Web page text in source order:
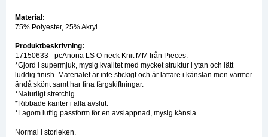
Material:
75% Polyester, 25% Akryl
Produktbeskrivning:
17150633 - pcAnona LS O-neck Knit MM från Pieces.
*Gjord i supermjuk, mysig kvalitet med mycket struktur i ytan och lätt
luddig finish. Materialet är inte stickigt och är lättare i känslan men värmer
ändå skönt samt har fina färgskiftningar.
*Naturligt stretchig.
*Ribbade kanter i alla avslut.
*Lagom luftig passform för en avslappnad, mysig känsla.
Normal i storleken.